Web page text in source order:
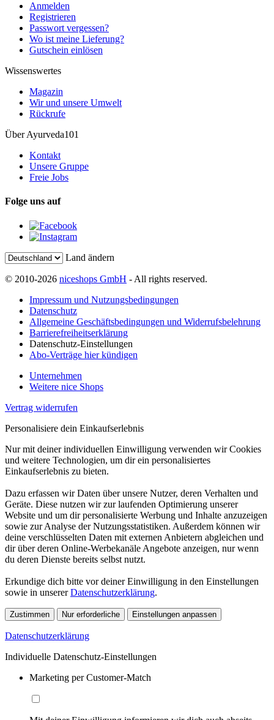
Anmelden
Registrieren
Passwort vergessen?
Wo ist meine Lieferung?
Gutschein einlösen
Wissenswertes
Magazin
Wir und unsere Umwelt
Rückrufe
Über Ayurveda101
Kontakt
Unsere Gruppe
Freie Jobs
Folge uns auf
Land ändern
© 2010-2026 niceshops GmbH - All rights reserved.
Impressum und Nutzungsbedingungen
Datenschutz
Allgemeine Geschäftsbedingungen und Widerrufsbelehrung
Barrierefreiheitserklärung
Datenschutz-Einstellungen
Abo-Verträge hier kündigen
Unternehmen
Weitere nice Shops
Vertrag widerrufen
Personalisiere dein Einkaufserlebnis
Nur mit deiner individuellen Einwilligung verwenden wir Cookies
und weitere Technologien, um dir ein personalisiertes
Einkaufserlebnis zu bieten.
Dazu erfassen wir Daten über unsere Nutzer, deren Verhalten und
Geräte. Diese nutzen wir zur laufenden Optimierung unserer
Website und um dir personalisierte Werbung und Inhalte anzuzeigen
sowie zur Analyse der Nutzungsstatistiken. Außerdem können wir
deine verschlüsselten Daten mit externen Anbietern abgleichen und
dir über deren Online-Werbekanäle Angebote anzeigen, nur wenn
du deren Dienste bereits selbst nutzt.
Erkundige dich bitte vor deiner Einwilligung in den Einstellungen
sowie in unsererDatenschutzerklärung.
Zustimmen Nur erforderliche Einstellungen anpassen
Datenschutzerklärung
Individuelle Datenschutz-Einstellungen
Marketing per Customer-Match